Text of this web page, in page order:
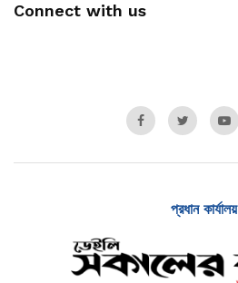
Connect with us
প্রধান কার্যালয়